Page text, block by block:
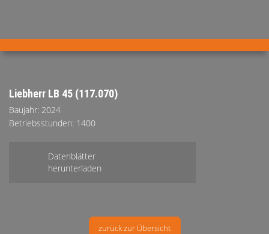
PRODUKTE
B.RIGHT®
FDS USA
Liebherr LB 45 (117.070)
Baujahr: 2024
Betriebsstunden: 1400
Datenblätter
herunterladen
zurück zur Übersicht